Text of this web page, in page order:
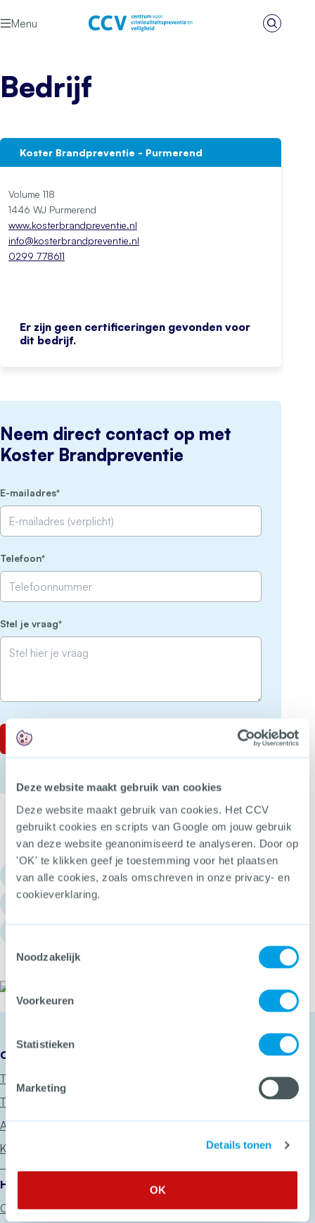
Deze website maakt gebruik van cookies
Deze website maakt gebruik van cookies. Het CCV
gebruikt cookies en scripts van Google om jouw gebruik
van deze website geanonimiseerd te analyseren. Door op
'OK' te klikken geef je toestemming voor het plaatsen
van alle cookies, zoals omschreven in onze privacy- en
cookieverklaring.
Toestemmingsselectie
Noodzakelijk
Voorkeuren
Statistieken
Marketing
Details tonen
OK
Menu
Zoeken
Bedrijf
Neem direct contact op met
Koster Brandpreventie
E-mailadres
Telefoon
Stel je vraag
Koster Brandpreventie - Purmerend
Volume 118
1446 WJ Purmerend
www.kosterbrandpreventie.nl
info@kosterbrandpreventie.nl
0299 778611
Er zijn geen certificeringen gevonden voor
dit bedrijf.
030 - 751 6700
info@hetccv.nl
Onze diensten
Thema’s
Trainingen
Advies
Keurmerken
Het CCV
Over het CCV